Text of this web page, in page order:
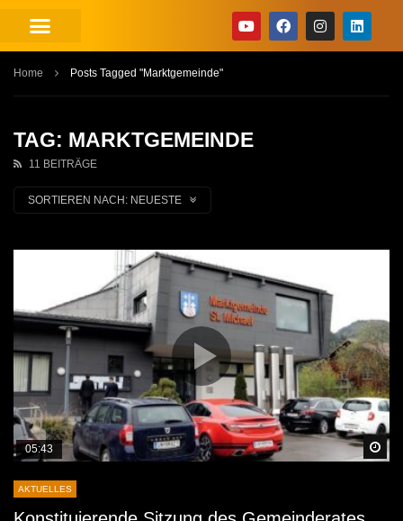
Home Posts Tagged "Marktgemeinde"
TAG: MARKTGEMEINDE
11 BEITRÄGE
SORTIEREN NACH: NEUESTE
05:43
AKTUELLES